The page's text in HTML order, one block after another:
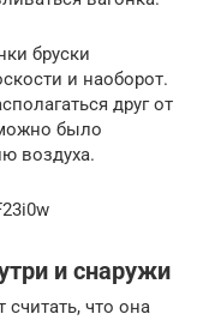
бруски
и наоборот.
друг от
было
воздуха.
и снаружи
что она